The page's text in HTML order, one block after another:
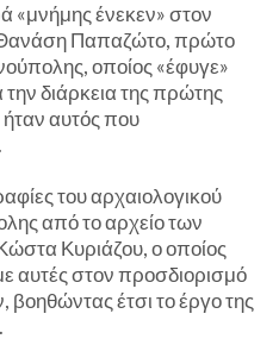
«μνήμης ένεκεν» στον
Θανάση Παπαζώτο, πρώτο
οποίος «έφυγε»
διάρκεια της πρώτης
αυτός που
του αρχαιολογικού
από το αρχείο των
Κυριάζου, ο οποίος
αυτές στον προσδιορισμό
έτσι το έργο της